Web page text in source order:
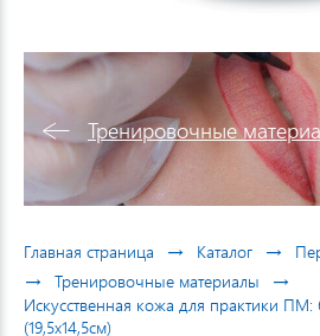
Тренировочные
Главная страница → Каталог →
→ Тренировочные материалы →
Искусственная кожа для практики
(19,5х14,5см)